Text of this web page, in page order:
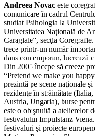
Andreea Novac este
comunicare în cadrul
studiat Psihologia la
Universitatea Naţională de
Caragiale”, secţia
trece printr-un număr
dans contemporan, lucrează
Din 2005 începe să creeze
“Pretend we make you
prezintă pe scene naţionale
rezidenţe în străinătate
Austria, Ungaria), burse
este o obişnuită a atelierelor
festivalului Impulstanz
festivaluri şi proiecte